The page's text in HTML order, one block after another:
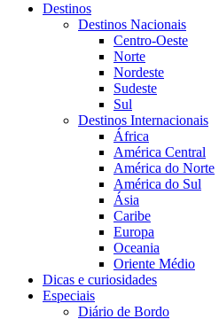
Destinos
Destinos Nacionais
Centro-Oeste
Norte
Nordeste
Sudeste
Sul
Destinos Internacionais
África
América Central
América do Norte
América do Sul
Ásia
Caribe
Europa
Oceania
Oriente Médio
Dicas e curiosidades
Especiais
Diário de Bordo